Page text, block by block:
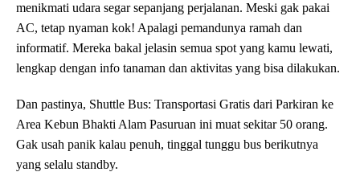
menikmati udara segar sepanjang perjalanan. Meski gak pakai
AC, tetap nyaman kok! Apalagi pemandunya ramah dan
informatif. Mereka bakal jelasin semua spot yang kamu lewati,
lengkap dengan info tanaman dan aktivitas yang bisa dilakukan.
Dan pastinya, Shuttle Bus: Transportasi Gratis dari Parkiran ke
Area Kebun Bhakti Alam Pasuruan ini muat sekitar 50 orang.
Gak usah panik kalau penuh, tinggal tunggu bus berikutnya
yang selalu standby.